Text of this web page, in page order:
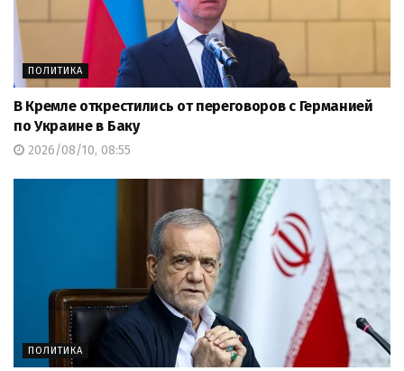
ПОЛИТИКА
В Кремле открестились от переговоров с Германией
по Украине в Баку
2026/08/10, 08:55
ПОЛИТИКА